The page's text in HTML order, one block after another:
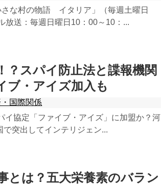
さな村の物語 イタリア」（毎週土曜日
放送：毎週日曜日10：00～10：...
？スパイ防止法と諜報機関
ブ・アイズ加入も
国際関係
イ協定「ファイブ・アイズ」に加盟か？河
突出してインテリジェン...
とは？五大栄養素のバラン